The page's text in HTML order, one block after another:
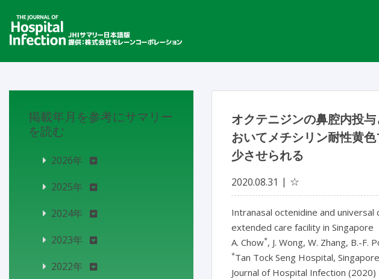
オクテニジンの鼻腔内投
おいてメチシリン耐性
少させられる
2020.08.31 ☆
Intranasal octenidine and
extended care facility in Singapore
A. Chow*, J. Wong, W. Zhang, B.-F.
*Tan Tock Seng Hospital, Singapore
Journal of Hospital Infection
掲載年月を参考にサマリー
を読む
2026年
2025年
2024年
2023年
2022年